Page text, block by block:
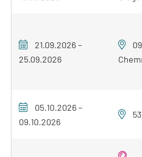
sichtbaren
Seminar
21.09.2026–
25.09.2026
05.10.2026–
09.10.2026